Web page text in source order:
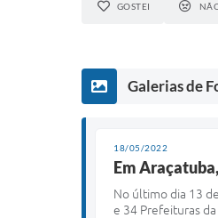
GOSTEI
Galerias de
18/05/2022
Em
No último dia 13
e 34 Prefeituras